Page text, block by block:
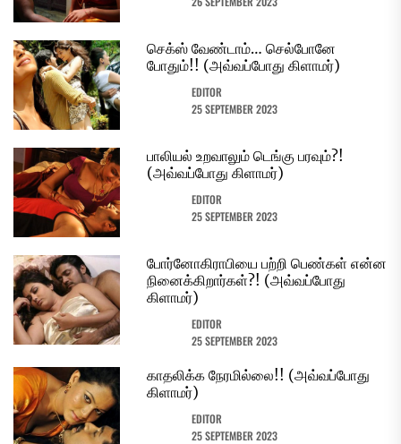
செக்ஸ் வேண்டாம்… செல்போனே
போதும்!! (அவ்வப்போது கிளாமர்)
EDITOR
25 SEPTEMBER 2023
பாலியல் உறவாலும் டெங்கு பரவும்?!
(அவ்வப்போது கிளாமர்)
EDITOR
25 SEPTEMBER 2023
போர்னோகிராபியை பற்றி பெண்கள் என்ன
நினைக்கிறார்கள்?! (அவ்வப்போது
கிளாமர்)
EDITOR
25 SEPTEMBER 2023
காதலிக்க நேரமில்லை!! (அவ்வப்போது
கிளாமர்)
EDITOR
25 SEPTEMBER 2023